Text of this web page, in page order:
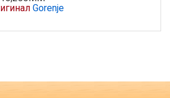
Gorenje